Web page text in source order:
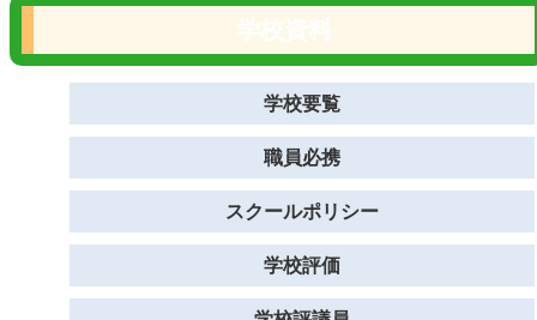
学校要覧
職員必携
スクールポリシー
学校評価